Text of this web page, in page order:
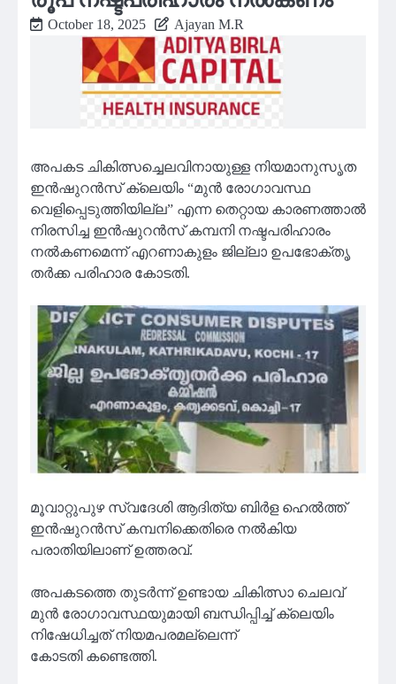
October 18, 2025 Ajayan M.R
അപകട ചികിത്സച്ചെലവിനായുള്ള നിയമാനുസൃത
ഇൻഷുറൻസ് ക്ലെയിം “മുൻ രോഗാവസ്ഥ
വെളിപ്പെടുത്തിയില്ല” എന്ന തെറ്റായ കാരണത്താൽ
നിരസിച്ച ഇൻഷുറൻസ് കമ്പനി നഷ്ടപരിഹാരം
നൽകണമെന്ന് എറണാകുളം ജില്ലാ ഉപഭോക്തൃ
തർക്ക പരിഹാര കോടതി.
മൂവാറ്റുപുഴ സ്വദേശി ആദിത്യ ബിർള ഹെൽത്ത്
ഇൻഷുറൻസ് കമ്പനിക്കെതിരെ നൽകിയ
പരാതിയിലാണ് ഉത്തരവ്.
അപകടത്തെ തുടർന്ന് ഉണ്ടായ ചികിത്സാ ചെലവ്
മുൻ രോഗാവസ്ഥയുമായി ബന്ധിപ്പിച്ച് ക്ലെയിം
നിഷേധിച്ചത് നിയമപരമല്ലെന്ന്
കോടതി കണ്ടെത്തി.